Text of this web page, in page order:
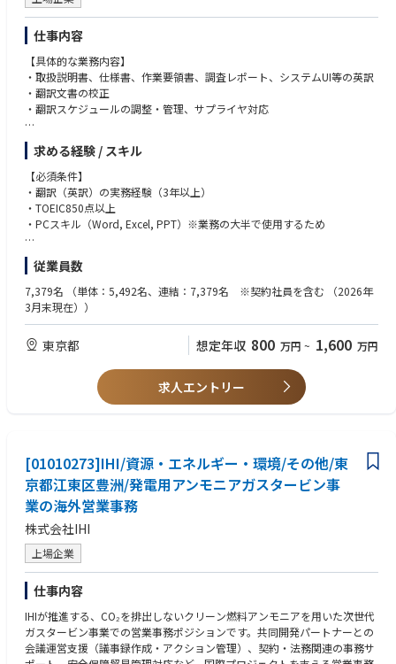
仕事内容
【具体的な業務内容】
・取扱説明書、仕様書、作業要領書、調査レポート、システムUI等の英訳
・翻訳文書の校正
・翻訳スケジュールの調整・管理、サプライヤ対応
【業務の魅力】
・エンジニアと協働しながら情報を発信し、翻訳を通して、海外拠点、お
客様との橋渡しを担う仕事です。
・製品開発に関わる翻訳を数多く扱うため、最新の技術に触れる機会があ
ります。
・文書作成のプロとして、技術部門から頼りにされる存在です。
・改善案アイデア出し・推進・実施
・毎月開催される他部署対戦で使用する資料の作成・発表
【目標管理活動(MBO)に関わる業務全般】
(目標管理活動とは…企業活動の質を⾼めていくために、いくつかの⽬標を
設定し全社で1年をかけて取り組む活動。
・担当テーマについて達成状況の進捗確認
・他メンバーの取り組み意識を向上させる施策の企画推進
関連情報は弊社HPをご参照ください。https://www.disco.co.jp/recruit/inf
ormation/measures/
【企業説明動画】
https://www.youtube.com/watch?v=3C6qOqjDBMo
求める経験 / スキル
【必須条件】
・翻訳（英訳）の実務経験（3年以上）
・TOEIC850点以上
・PCスキル（Word, Excel, PPT）※業務の大半で使用するため
【歓迎条件】
・ハイテク産業での翻訳経験
・製造業界での就業経験
・急な依頼でも対応できるガッツのある方
【求める人物像】
・どのような分野にも興味、関心を持ち、積極的に取り組める方
・スピード感を持ってマルチタスクに対応できる方
・エンジニアの意図を理解し、チームで協力して業務を進められるコミュ
ニケーション能力がある方
従業員数
7,379名
（単体：5,492名、連結：7,379名 ※契約社員を含む （2026年
3月末現在））
東京都 想定年収 800 万円 ~ 1,600 万円
求人エントリー
[01010273]IHI/資源・エネルギー・環境/その他/東
京都江東区豊洲/発電用アンモニアガスタービン事
業の海外営業事務
株式会社IHI
上場企業
仕事内容
IHIが推進する、CO₂を排出しないクリーン燃料アンモニアを用いた次世代
ガスタービン事業での営業事務ポジションです。共同開発パートナーとの
会議運営支援（議事録作成・アクション管理）、契約・法務関連の事務サ